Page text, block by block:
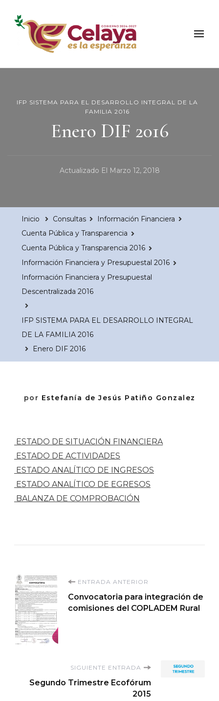
Municipio de Celaya
Portal Oficial del Municipio de Celaya
IFP SISTEMA PARA EL DESARROLLO INTEGRAL DE LA
FAMILIA 2016
Enero DIF 2016
Actualizado El Marzo 12, 2018
Inicio Consultas
Información Financiera
Cuenta Pública y Transparencia
Cuenta Pública y Transparencia 2016
Información Financiera y Presupuestal 2016
Información Financiera y Presupuestal
Descentralizada 2016
IFP SISTEMA PARA EL DESARROLLO INTEGRAL
DE LA FAMILIA 2016
Enero DIF 2016
por Estefanía de Jesús Patiño Gonzalez
ESTADO DE SITUACIÓN FINANCIERA
ESTADO DE ACTIVIDADES
ESTADO ANALÍTICO DE INGRESOS
ESTADO ANALÍTICO DE EGRESOS
BALANZA DE COMPROBACIÓN
Navegación
de
entradas
ENTRADA ANTERIOR
Convocatoria para integración de
comisiones del COPLADEM Rural
SIGUIENTE ENTRADA
Segundo Trimestre Ecofórum
2015